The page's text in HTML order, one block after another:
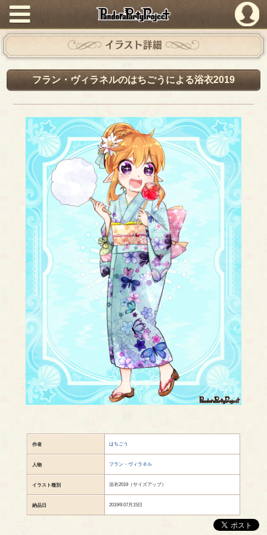
PandoraPartyProject
イラスト詳細
フラン・ヴィラネルのはちごうによる浴衣2019
作者 はちごう
人物 フラン・ヴィラネル
イラスト種別 浴衣2019（サイズアップ）
納品日 2019年07月15日